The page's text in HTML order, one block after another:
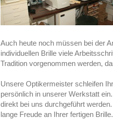
Auch heute noch müssen bei der
individuellen Brille viele
Tradition vorgenommen werden,
Unsere Optikermeister schleifen
persönlich in unserer Werkstatt
direkt bei uns durchgeführt
lange Freude an Ihrer fertigen Brille.